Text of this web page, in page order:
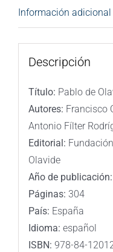
Información adicional
Descripción
Título: Pablo de
Autores: Francisco
Antonio Fílter
Editorial:
Olavide
Año de publicación:
Páginas: 304
País: España
Idioma: español
ISBN: 978-84-